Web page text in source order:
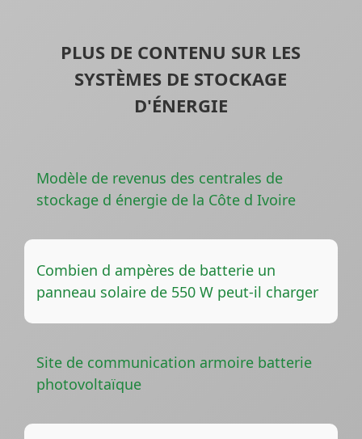
PLUS DE CONTENU SUR LES
SYSTÈMES DE STOCKAGE
D'ÉNERGIE
Modèle de revenus des centrales de
stockage d énergie de la Côte d Ivoire
Combien d ampères de batterie un
panneau solaire de 550 W peut-il charger
Site de communication armoire batterie
photovoltaïque